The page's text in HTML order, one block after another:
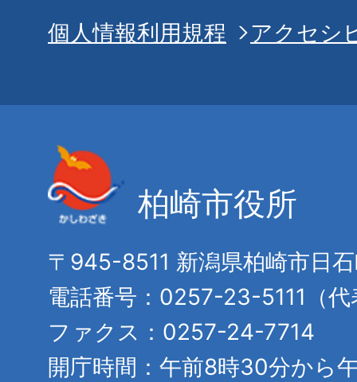
個人情報利用規程
アクセシ
柏崎市役所
〒945-8511 新潟県柏崎市日
電話番号：0257-23-5111（代
ファクス：0257-24-7714
開庁時間：午前8時30分から